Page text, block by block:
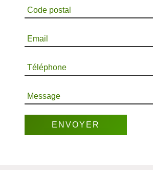
Code postal
Email
Téléphone
Message